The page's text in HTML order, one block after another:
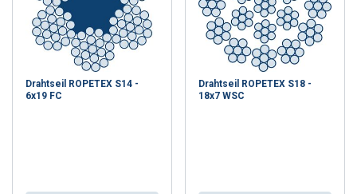
Drahtseil ROPETEX S14 -
6x19 FC
Drahtseil ROPETEX S18 -
18x7 WSC